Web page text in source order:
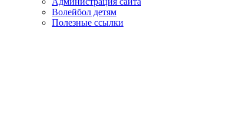
Волейбол детям
Полезные ссылки